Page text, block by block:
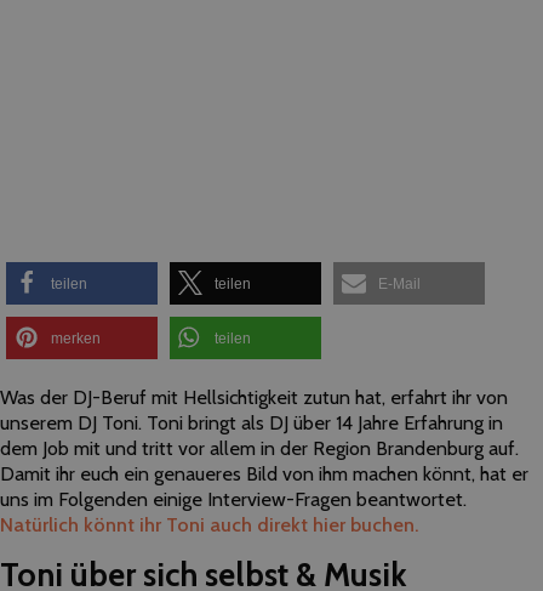
teilen teilen E-Mail
merken teilen
Was der DJ-Beruf mit Hellsichtigkeit zutun hat, erfahrt ihr von
unserem DJ Toni. Toni bringt als DJ über 14 Jahre Erfahrung in
dem Job mit und tritt vor allem in der Region Brandenburg auf.
Damit ihr euch ein genaueres Bild von ihm machen könnt, hat er
uns im Folgenden einige Interview-Fragen beantwortet.
Natürlich könnt ihr Toni auch direkt hier buchen.
Toni über sich selbst & Musik